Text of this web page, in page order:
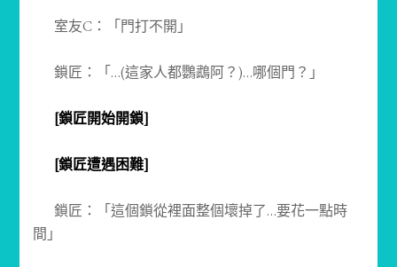
室友C：「門打不開」
鎖匠：「…(這家人都鸚鵡阿？)…哪個門？」
[鎖匠開始開鎖]
[鎖匠遭遇困難]
鎖匠：「這個鎖從裡面整個壞掉了…要花一點時
間」